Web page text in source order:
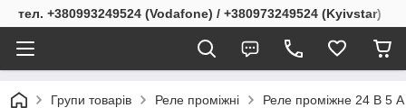
тел. +380993249524 (Vodafone) / +380973249524 (Kyivstar)
Групи товарів Реле проміжні Реле проміжне 24 В 5